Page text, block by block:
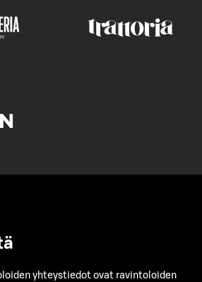
yhteystiedot ovat ravintoloiden